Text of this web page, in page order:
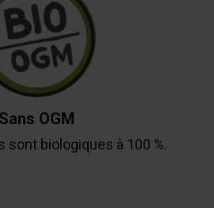
Sans OGM
sont biologiques à 100 %.